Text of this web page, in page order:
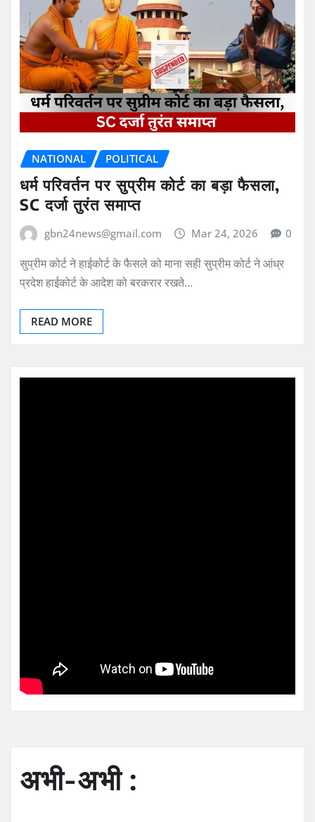
NATIONAL POLITICAL
धर्म परिवर्तन पर सुप्रीम कोर्ट का बड़ा फैसला,
SC दर्जा तुरंत समाप्त
gbn24news@gmail.com Mar 24, 2026 0
सुप्रीम कोर्ट ने हाईकोर्ट के फैसले को माना सही सुप्रीम कोर्ट ने आंध्र
प्रदेश हाईकोर्ट के आदेश को बरकरार रखते…
READ MORE
अभी-अभी :